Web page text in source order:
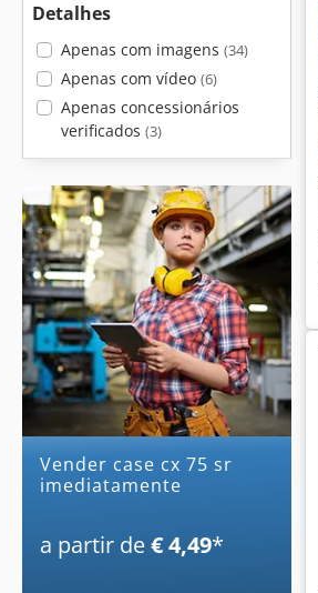
Detalhes
Apenas com imagens (34)
Apenas com vídeo (6)
Apenas concessionários
verificados (3)
Vender case cx 75 sr
imediatamente
a partir de€ 4,49*